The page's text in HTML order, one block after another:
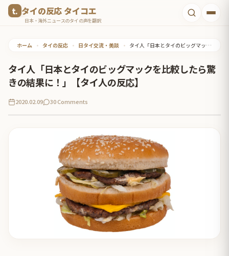
タイの反応 タイコエ
日本・海外ニュースのタイの声を翻訳
ホーム • タイの反応 • 日タイ交流・美談 • タイ人「日本とタイのビッグマックを比較したら驚きの結果に！」【タイ人の反応】
タイ人「日本とタイのビッグマックを比較したら驚
きの結果に！」【タイ人の反応】
2020.02.09 30 Comments